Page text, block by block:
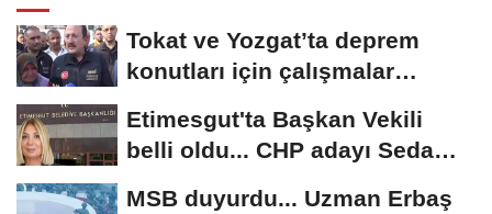
Tokat ve Yozgat’ta deprem
konutları için çalışmalar
Etimesgut'ta Başkan Vekili
belli oldu... CHP adayı Seda
MSB duyurdu... Uzman Erbaş